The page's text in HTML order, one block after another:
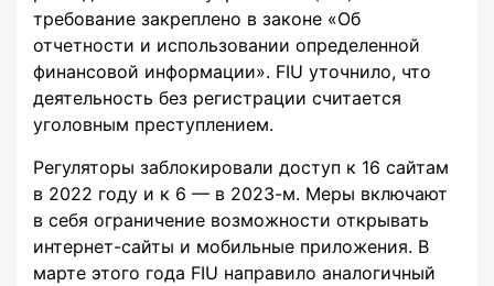
требование закреплено в законе «Об
отчетности и использовании определенной
финансовой информации». FIU уточнило, что
деятельность без регистрации считается
уголовным преступлением.
Регуляторы заблокировали доступ к 16 сайтам
в 2022 году и к 6 — в 2023-м. Меры включают
в себя ограничение возможности открывать
интернет-сайты и мобильные приложения. В
марте этого года FIU направило аналогичный